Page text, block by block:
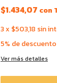
$1.434,07 con
3x $503,18 sin
5% de descuento
Ver más detalles